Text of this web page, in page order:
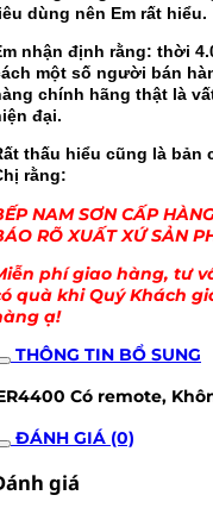
dùng nên Em rất hiểu.
nhận định rằng: thời
một số người bán
chính hãng thật là
đại.
thấu hiểu cũng là bản
rằng:
NAM SƠN CẤP
RÕ XUẤT XỨ SẢN
phí giao hàng, tư
quà khi Quý Khách
ạ!
THÔNG TIN BỔ SUNG
Có remote,
ĐÁNH GIÁ (0)
giá